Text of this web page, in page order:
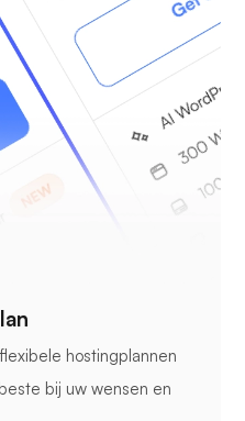
hostingplannen
bij uw wensen en